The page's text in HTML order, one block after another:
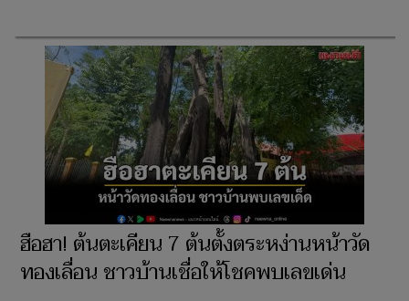
ฮือฮา! ต้นตะเคียน 7 ต้นตั้งตระหง่านหน้าวัด
ทองเลื่อน ชาวบ้านเชื่อให้โชคพบเลขเด่น